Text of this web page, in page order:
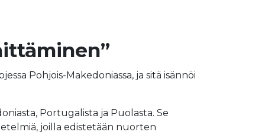
Pohjois-Makedoniassa, ja sitä isännöi
Portugalista ja Puolasta. Se
joilla edistetään nuorten